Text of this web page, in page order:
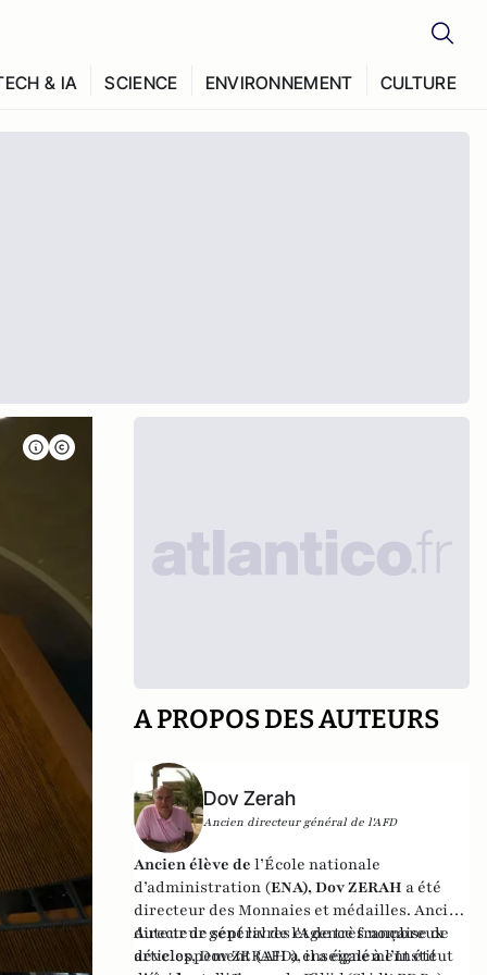
& IA SCIENCE ENVIRONNEMENT CULTURE
A PROPOS DES AUTEURS
Dov Zerah
Ancien directeur général de l'AFD
Ancien élève del’École nationale
d’administration (ENA), Dov ZERAH a été
directeur des Monnaies et médailles. Ancien
directeur général de l'Agence française de
développement (AFD), il a également été
Auteur de sept livres et de très nombreux
articles, Dov ZERAH a enseigné à l’Institut